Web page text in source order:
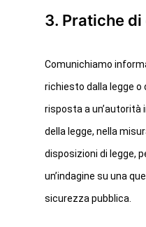
3. Pratiche
Comunichiamo
richiesto dalla legge o
risposta a un’autorità
della legge, nella
disposizioni di legge,
un’indagine su una
sicurezza pubblica.